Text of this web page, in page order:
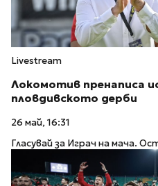
Livestream
Локомотив пренаписа
пловдивското дерби
26 май, 16:31
Гласувай за Играч на мача.